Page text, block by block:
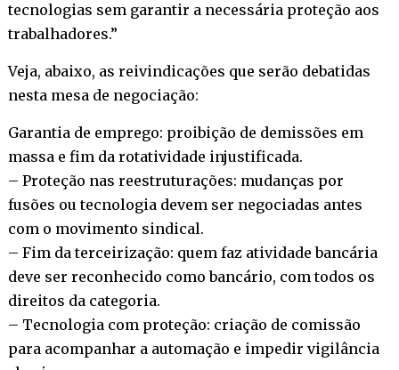
tecnologias sem garantir a necessária proteção aos
trabalhadores.”
Veja, abaixo, as reivindicações que serão debatidas
nesta mesa de negociação:
Garantia de emprego: proibição de demissões em
massa e fim da rotatividade injustificada.
– Proteção nas reestruturações: mudanças por
fusões ou tecnologia devem ser negociadas antes
com o movimento sindical.
– Fim da terceirização: quem faz atividade bancária
deve ser reconhecido como bancário, com todos os
direitos da categoria.
– Tecnologia com proteção: criação de comissão
para acompanhar a automação e impedir vigilância